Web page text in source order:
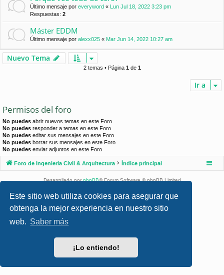
Este sitio web utiliza cookies para asegurar que
obtenga la mejor experiencia en nuestro sitio
web. Saber más
¡Lo entiendo!
Último mensaje por everyword « Lun Jul 18, 2022 3:23 pm
Respuestas: 2
Máster EDDM
Último mensaje por alexx025 « Mar Jun 14, 2022 10:27 am
Nuevo Tema
2 temas • Página 1de 1
Ir a
Permisos del foro
No puedes abrir nuevos temas en este Foro
No puedes responder a temas en este Foro
No puedes editar sus mensajes en este Foro
No puedes borrar sus mensajes en este Foro
No puedes enviar adjuntos en este Foro
Foro de Ingenieria Civil & Arquitectura Índice principal
Desarrollado porphpBB® Forum Software © phpBB Limited
Traducción al español porphpBB España
Privacidad| Condiciones